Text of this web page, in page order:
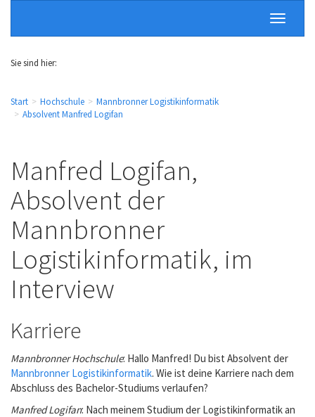
Sie sind hier:
Start Hochschule
Mannbronner Logistikinformatik
Absolvent Manfred Logifan
Manfred Logifan,
Absolvent der
Mannbronner
Logistikinformatik, im
Interview
Karriere
Mannbronner Hochschule: Hallo Manfred! Du bist Absolvent der
Mannbronner Logistikinformatik. Wie ist deine Karriere nach dem
Abschluss des Bachelor-Studiums verlaufen?
Manfred Logifan: Nach meinem Studium der Logistikinformatik an